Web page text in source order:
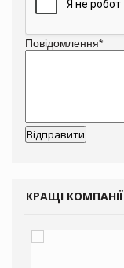
Повідомлення*
КРАЩІ КОМПАНІЇ